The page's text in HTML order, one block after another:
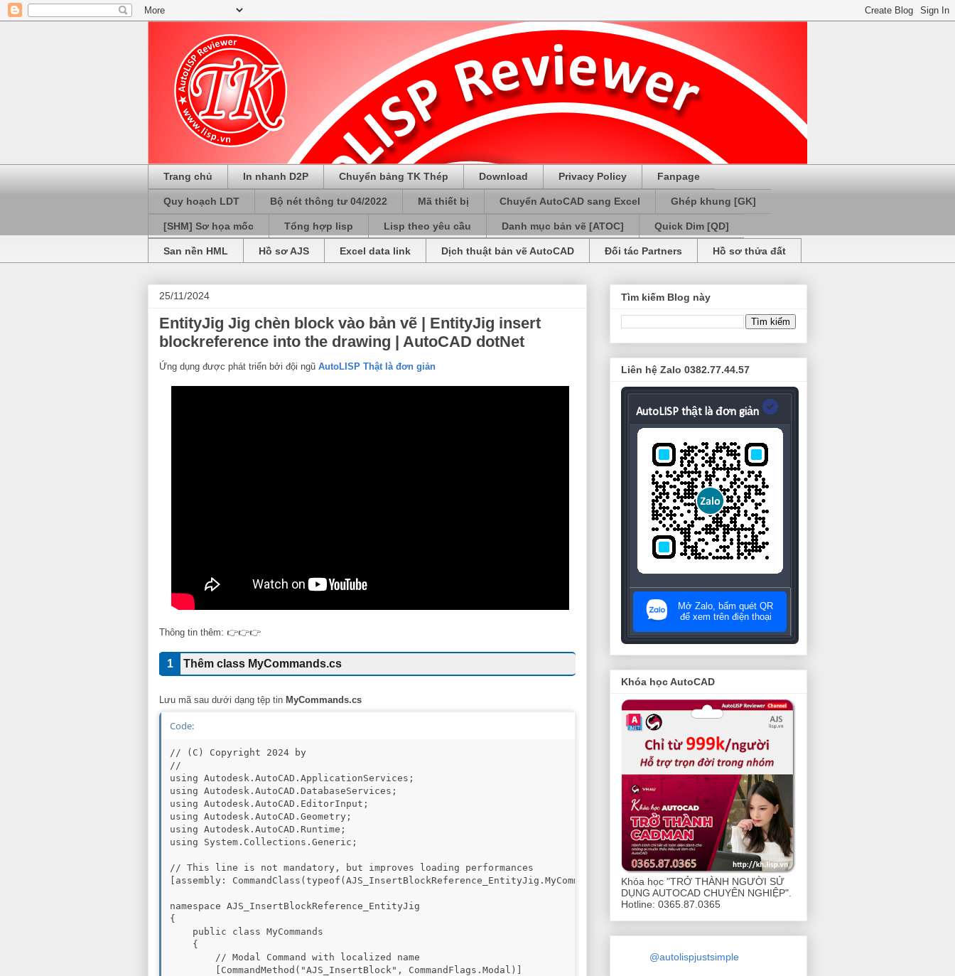
Trang chủ In nhanh D2P Chuyển bảng TK Thép Download Privacy Policy Fanpage
Quy hoạch LDT Bộ nét thông tư 04/2022 Mã thiết bị Chuyển AutoCAD sang Excel Ghép khung [GK]
[SHM] Sơ họa mốc Tổng hợp lisp Lisp theo yêu cầu Danh mục bản vẽ [ATOC] Quick Dim [QD]
San nền HML Hồ sơ AJS Excel data link Dịch thuật bản vẽ AutoCAD Đối tác Partners Hồ sơ thửa đất
25/11/2024
EntityJig Jig chèn block vào bản vẽ | EntityJig insert
blockreference into the drawing | AutoCAD dotNet
Ứng dụng được phát triển bởi đội ngũ AutoLISP Thật là đơn giản
Thông tin thêm: 👉👉👉
1 Thêm class MyCommands.cs
Lưu mã sau dưới dạng tệp tin MyCommands.cs
Code:
// (C) Copyright 2024 by
//
using Autodesk.AutoCAD.ApplicationServices;
using Autodesk.AutoCAD.DatabaseServices;
using Autodesk.AutoCAD.EditorInput;
using Autodesk.AutoCAD.Geometry;
using Autodesk.AutoCAD.Runtime;
using System.Collections.Generic;
// This line is not mandatory, but improves loading performances
[assembly: CommandClass(typeof(AJS_InsertBlockReference_EntityJig.MyCommands))]
namespace AJS_InsertBlockReference_EntityJig
{
    public class MyCommands
    {
        // Modal Command with localized name
        [CommandMethod("AJS_InsertBlock", CommandFlags.Modal)]
Tìm kiếm Blog này
Liên hệ Zalo 0382.77.44.57
AutoLISP thật là đơn giản
Mở Zalo, bấm quét QR
để xem trên điện thoại
Khóa học AutoCAD
Khóa học "TRỞ THÀNH NGƯỜI SỬ
DỤNG AUTOCAD CHUYÊN NGHIỆP".
Hotline: 0365.87.0365
@autolispjustsimple